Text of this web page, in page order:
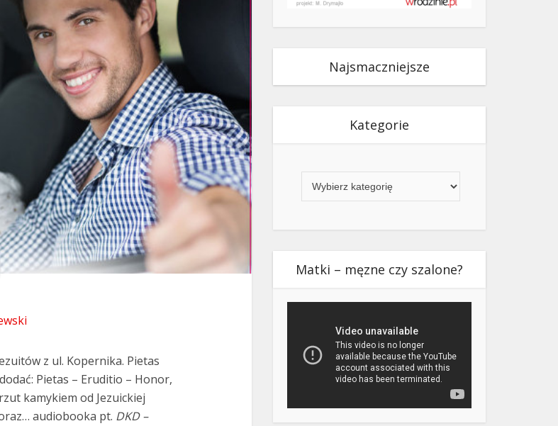
z ul. Kopernika. Pietas
Pietas – Eruditio – Honor,
kamykiem od Jezuickiej
audiobooka pt. DKD –
Najsmaczniejsze
Kategorie
Matki – męzne czy szalone?